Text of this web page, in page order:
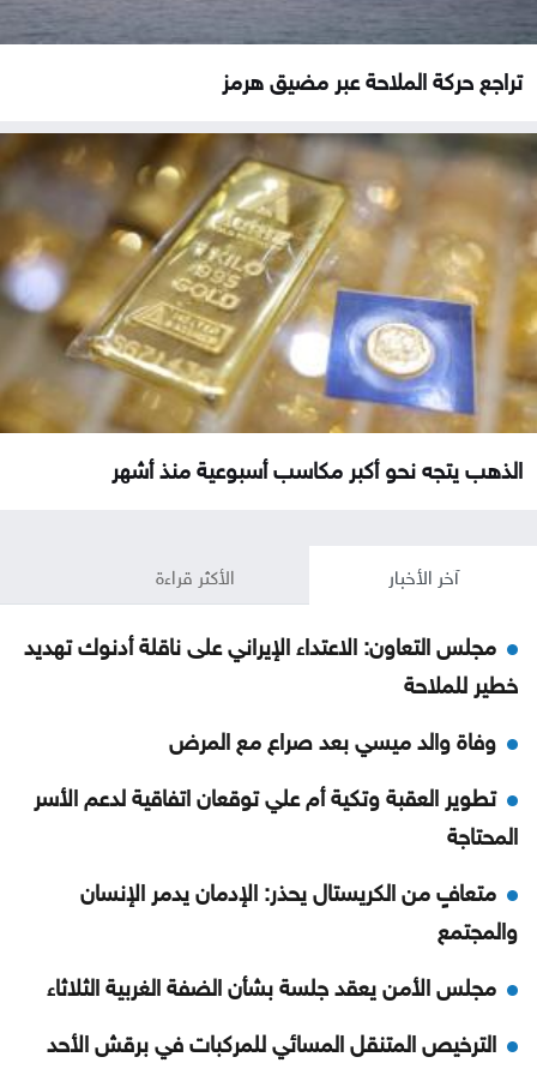
تراجع حركة الملاحة عبر مضيق هرمز
الذهب يتجه نحو أكبر مكاسب أسبوعية منذ أشهر
آخر الأخبار الأكثر قراءة
مجلس التعاون: الاعتداء الإيراني على ناقلة أدنوك تهديد
خطير للملاحة
وفاة والد ميسي بعد صراع مع المرض
تطوير العقبة وتكية أم علي توقعان اتفاقية لدعم الأسر
المحتاجة
متعافٍ من الكريستال يحذر: الإدمان يدمر الإنسان
والمجتمع
مجلس الأمن يعقد جلسة بشأن الضفة الغربية الثلاثاء
الترخيص المتنقل المسائي للمركبات في برقش الأحد